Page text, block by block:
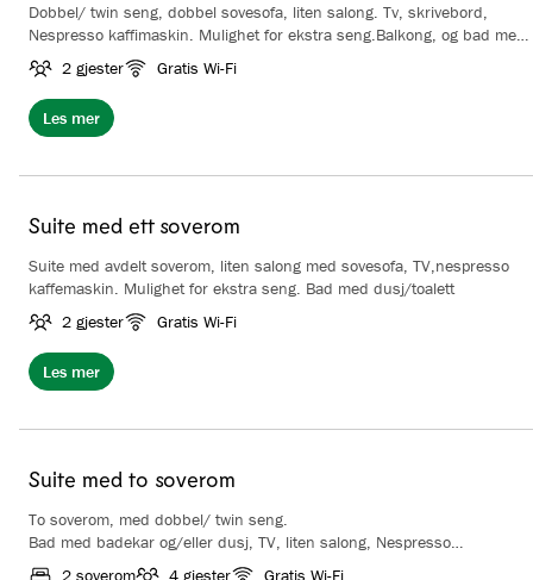
Dobbel/ twin seng, dobbel sovesofa, liten salong. Tv, skrivebord,
Nespresso kaffimaskin. Mulighet for ekstra seng.Balkong, og bad med
dusj/toalett.
2 gjester Gratis Wi-Fi
Les mer
Suite med ett soverom
Suite med avdelt soverom, liten salong med sovesofa, TV,nespresso
kaffemaskin. Mulighet for ekstra seng. Bad med dusj/toalett
2 gjester
Gratis Wi-Fi
Les mer
Suite med to soverom
To soverom, med dobbel/ twin seng.
Bad med badekar og/eller dusj, TV, liten salong, Nespresso
kaffemaskin. Mulighet for ekstra senger.
2 soverom 4 gjester Gratis Wi-Fi